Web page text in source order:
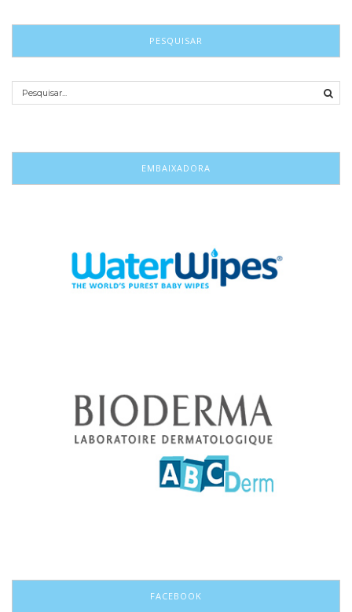
PESQUISAR
EMBAIXADORA
FACEBOOK